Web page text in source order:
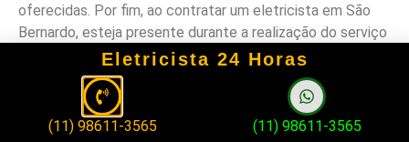
oferecidas. Por fim, ao contratar um eletricista em São
Bernardo, esteja presente durante a realização do serviço
para acompanhar o trabalho e esclarecer eventuais
Seguindo essas dicas de segurança, você terá a
tranquilidade de saber que o trabalho está sendo
Eletricista 24 Horas
(11) 98611-3565 (11) 98611-3565